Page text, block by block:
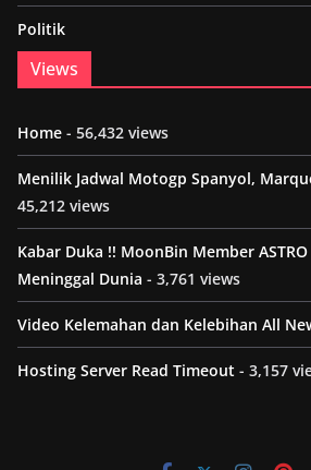
Politik
Views
Home - 56,432 views
Menilik Jadwal Motogp Spanyol,
45,212 views
Kabar Duka !! MoonBin Member
Meninggal Dunia - 3,761 views
Video Kelemahan dan Kelebihan All
Hosting Server Read Timeout - 3,157